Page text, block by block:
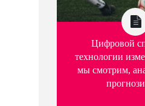
Цифровой
технологии
мы смотрим,